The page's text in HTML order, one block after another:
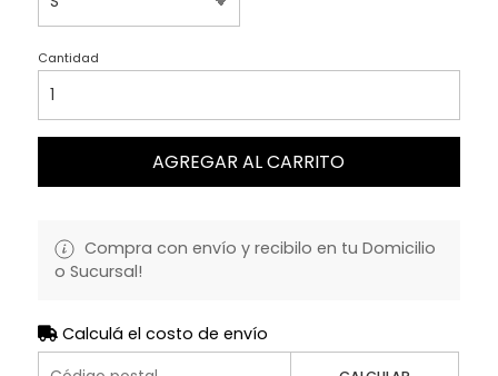
Cantidad
AGREGAR AL CARRITO
Compra con envío y recibilo en tu Domicilio
o Sucursal!
Calculá el costo de envío